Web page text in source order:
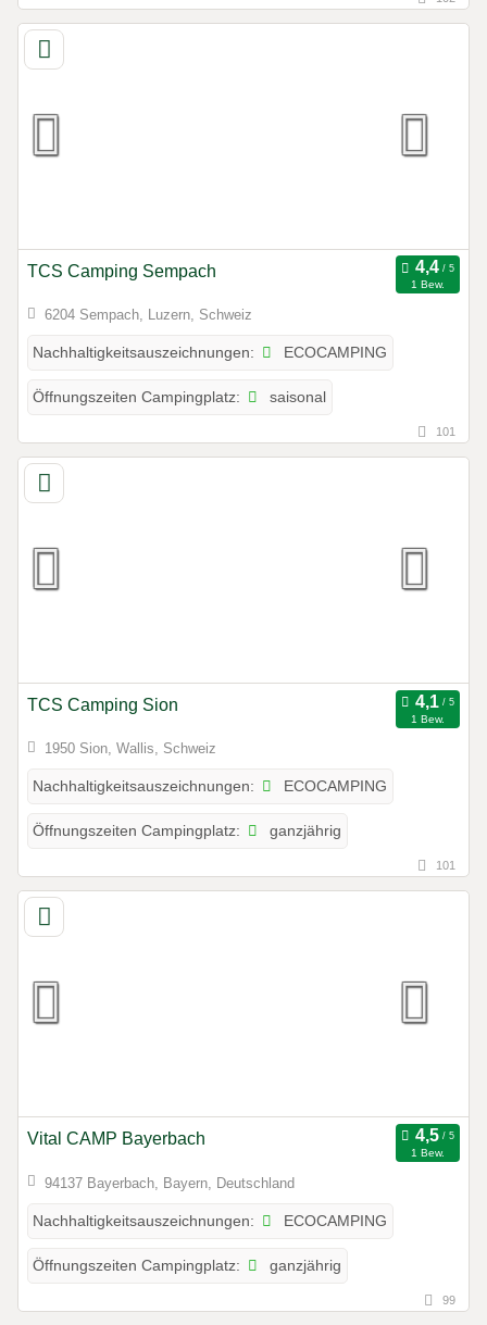
TCS Camping Sempach
1 Bew.
6204 Sempach, Luzern, Schweiz
Nachhaltigkeitsauszeichnungen: ECOCAMPING
Öffnungszeiten Campingplatz: saisonal
101
TCS Camping Sion
1 Bew.
1950 Sion, Wallis, Schweiz
Nachhaltigkeitsauszeichnungen: ECOCAMPING
Öffnungszeiten Campingplatz: ganzjährig
101
Vital CAMP Bayerbach
1 Bew.
94137 Bayerbach, Bayern, Deutschland
Nachhaltigkeitsauszeichnungen: ECOCAMPING
Öffnungszeiten Campingplatz: ganzjährig
99